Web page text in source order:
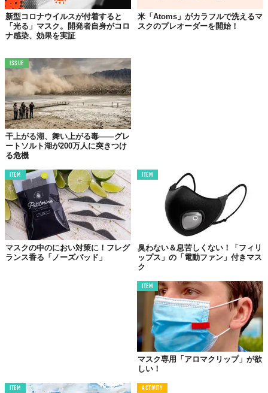
新型コロナウイルスが付着すると
「光る」マスク。開発者自身がコロ
ナ感染、効果を実証
米「Atoms」がカラフルで洗えるマ
スクのプレオーダーを開始！
ISSUE
干上がる湖、舞い上がる毒——グレ
ートソルト湖が200万人に突きつけ
る危機
ITEM
マスクの中のにおい対策に！フレグ
ランス香る「ノーズパッド」
ITEM
臭わない＆息苦しくない！「フィリ
ップス」の「電動ファン」付きマス
ク
ITEM
マスク専用「アロマクリップ」が欲
しい！
ITEM ACTIVITY